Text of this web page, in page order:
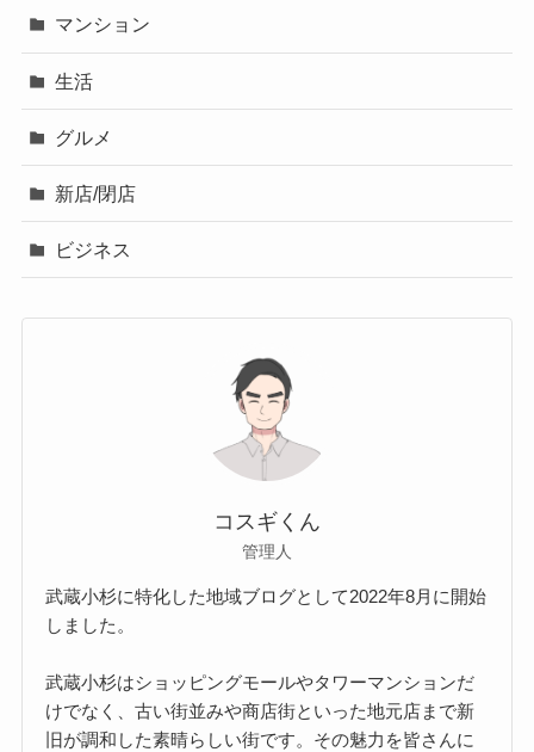
マンション
生活
グルメ
新店/閉店
ビジネス
コスギくん
管理人
武蔵小杉に特化した地域ブログとして2022年8月に開始
しました。
武蔵小杉はショッピングモールやタワーマンションだ
けでなく、古い街並みや商店街といった地元店まで新
旧が調和した素晴らしい街です。その魅力を皆さんに